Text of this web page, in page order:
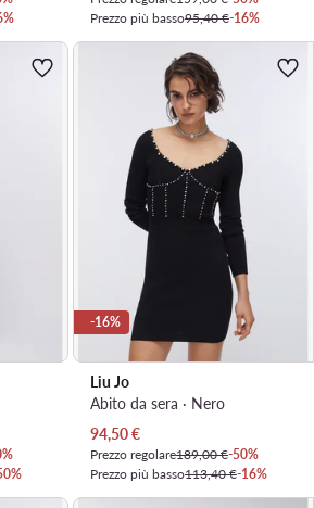
Prezzo più basso95,40 €-16%
-16%
Liu Jo
Abito da sera · Nero
Prezzo attuale
94,50€
Prezzo regolare189,00 €-50%
Prezzo più basso113,40 €-16%